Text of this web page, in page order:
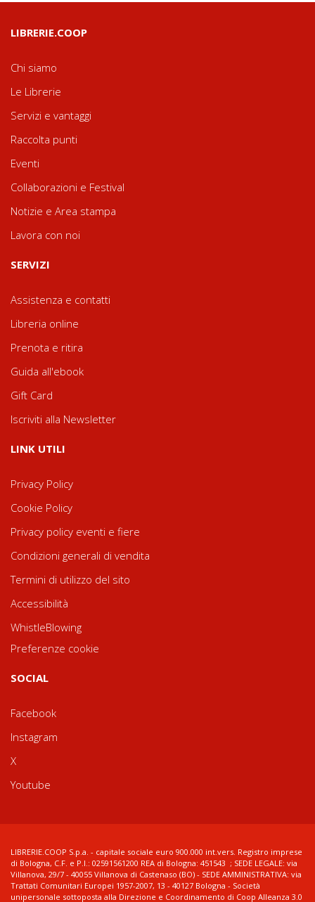
LIBRERIE.COOP
Chi siamo
Le Librerie
Servizi e vantaggi
Raccolta punti
Eventi
Collaborazioni e Festival
Notizie e Area stampa
Lavora con noi
SERVIZI
Assistenza e contatti
Libreria online
Prenota e ritira
Guida all'ebook
Gift Card
Iscriviti alla Newsletter
LINK UTILI
Privacy Policy
Cookie Policy
Privacy policy eventi e fiere
Condizioni generali di vendita
Termini di utilizzo del sito
Accessibilità
WhistleBlowing
Preferenze cookie
SOCIAL
Facebook
Instagram
X
Youtube
LIBRERIE.COOP S.p.a. - capitale sociale euro 900.000 int.vers. Registro imprese
di Bologna, C.F. e P.I.: 02591561200 REA di Bologna: 451543 ; SEDE LEGALE: via
Villanova, 29/7 - 40055 Villanova di Castenaso (BO) - SEDE AMMINISTRATIVA: via
Trattati Comunitari Europei 1957-2007, 13 - 40127 Bologna - Società
unipersonale sottoposta alla Direzione e Coordinamento di Coop Alleanza 3.0